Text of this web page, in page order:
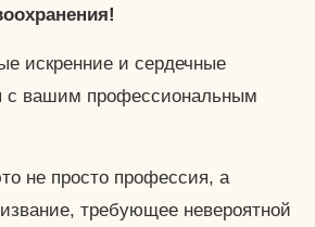
искренние и сердечные
с вашим профессиональным
не просто профессия, а
требующее невероятной